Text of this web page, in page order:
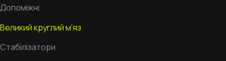
Допоміжні
Великий круглий м'яз
Стабілізатори